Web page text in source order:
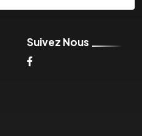
Suivez Nous